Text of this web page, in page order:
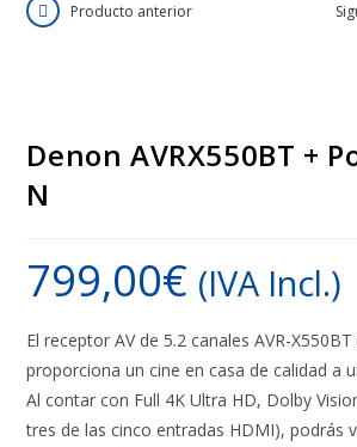
Producto anterior
Denon AVRX550BT +
N
799,00€ (IVA Incl.)
El receptor AV de 5.2 canales AVR-
proporciona un cine en casa de calidad a
Al contar con Full 4K Ultra HD, Dolby
tres de las cinco entradas HDMI), podrás